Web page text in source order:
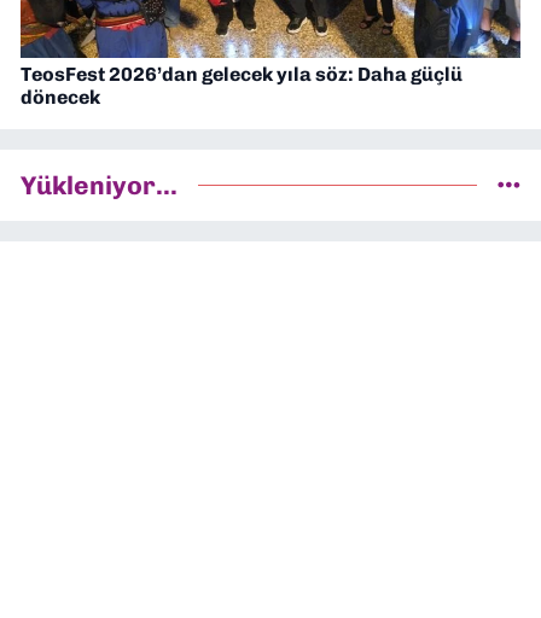
TeosFest 2026’dan gelecek yıla söz: Daha güçlü
dönecek
Yükleniyor...